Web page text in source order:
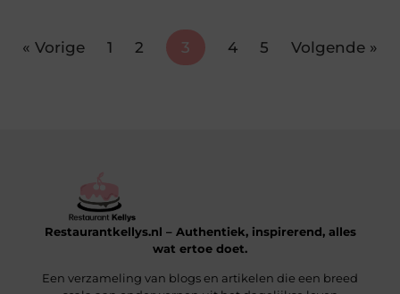
« Vorige 1 2 3 4 5 Volgende »
Restaurantkellys.nl – Authentiek, inspirerend, alles
wat ertoe doet.
Een verzameling van blogs en artikelen die een breed